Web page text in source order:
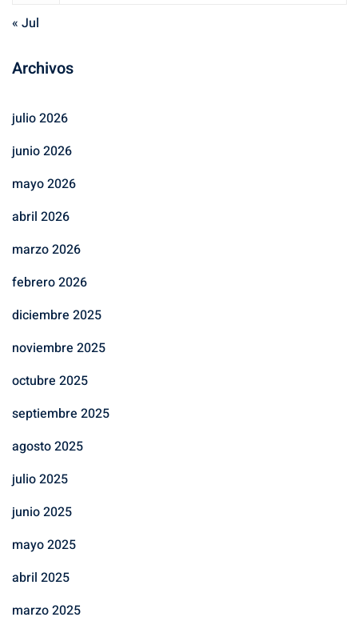
« Jul
Archivos
julio 2026
junio 2026
mayo 2026
abril 2026
marzo 2026
febrero 2026
diciembre 2025
noviembre 2025
octubre 2025
septiembre 2025
agosto 2025
julio 2025
junio 2025
mayo 2025
abril 2025
marzo 2025